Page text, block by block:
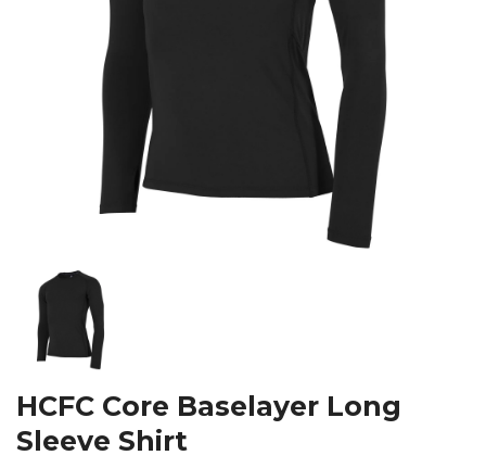
HCFC Core Baselayer Long
Sleeve Shirt